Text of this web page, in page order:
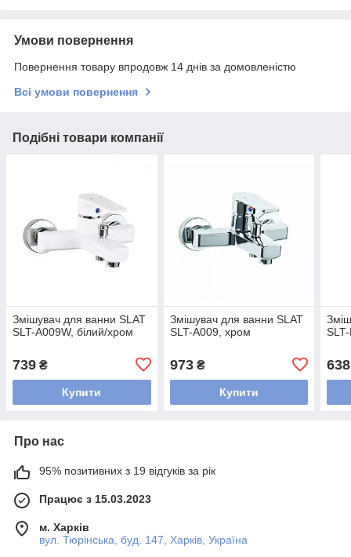
Умови повернення
Повернення товару впродовж 14 днів за домовленістю
Всі умови повернення
Подібні товари компанії
Змішувач для ванни SLAT
SLT-A009W, білий/хром
739 ₴
Купити
Змішувач для ванни SLAT
SLT-A009, хром
973₴
Купити
638
Про нас
95% позитивних з 19 відгуків за рік
Працює з 15.03.2023
м. Харків
вул. Тюрінська, буд. 147, Харків, Україна